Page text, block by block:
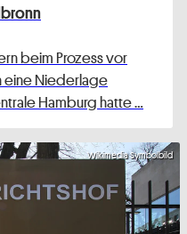
beim Prozess vor
eine Niederlage
Hamburg hatte …
Wikimedia Symbolbild